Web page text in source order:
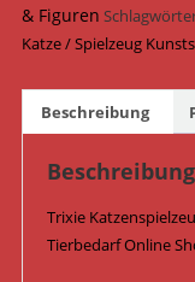
Kunststoff
65
x
41413
& Figuren
Katze / Spielzeug
Beschreibung
Beschreibung
Trixie
Tierbedarf Online